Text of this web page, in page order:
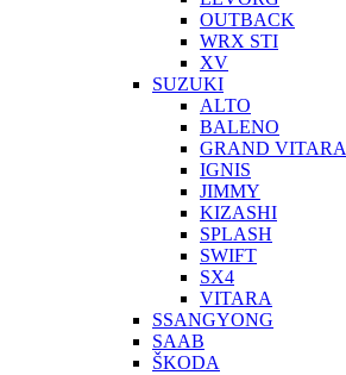
OUTBACK
WRX STI
XV
SUZUKI
ALTO
BALENO
GRAND VITARA
IGNIS
JIMMY
KIZASHI
SPLASH
SWIFT
SX4
VITARA
SSANGYONG
SAAB
ŠKODA